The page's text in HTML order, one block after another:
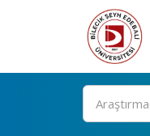
Ara